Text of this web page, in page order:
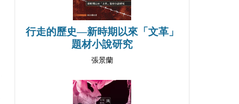
行走的歷史—新時期以來「文革」
題材小說研究
張景蘭